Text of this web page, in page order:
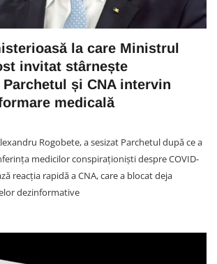
la care Ministrul
invitat stârnește
și CNA intervin
medicală
Rogobete, a sesizat Parchetul după ce a
medicilor conspiraționiști despre COVID-
reacția rapidă a CNA, care a blocat deja
dezinformative